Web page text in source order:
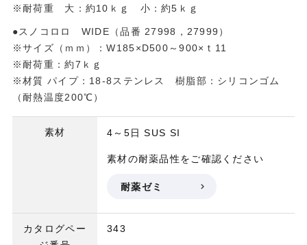
※耐荷重 大：約10ｋｇ 小：約5ｋｇ
●スノコロロ WIDE（品番 27998，27999）
※サイズ（ｍｍ）：W185×D500～900×ｔ11
※耐荷重：約7ｋｇ
※材質 パイプ：18-8ステンレス 樹脂部：シリコンゴム
（耐熱温度200℃）
素材 4～5日 SUS SI
素材の耐薬品性をご確認ください
耐薬ゼミ
カタログペー
343